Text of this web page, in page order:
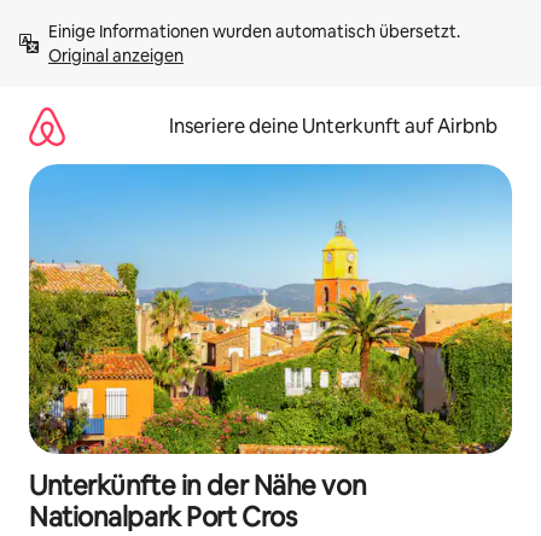
Inhalten
springenOriginal anzeigen
Inseriere deine Unterkunft auf Airbnb
Unterkünfte in der Nähe von
Nationalpark Port Cros